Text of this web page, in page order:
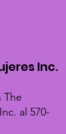
Inc.
The
al 570-